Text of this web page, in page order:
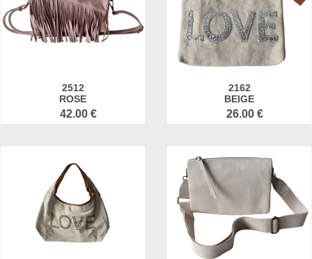
2512
ROSE
42.00 €
2162
BEIGE
26.00 €